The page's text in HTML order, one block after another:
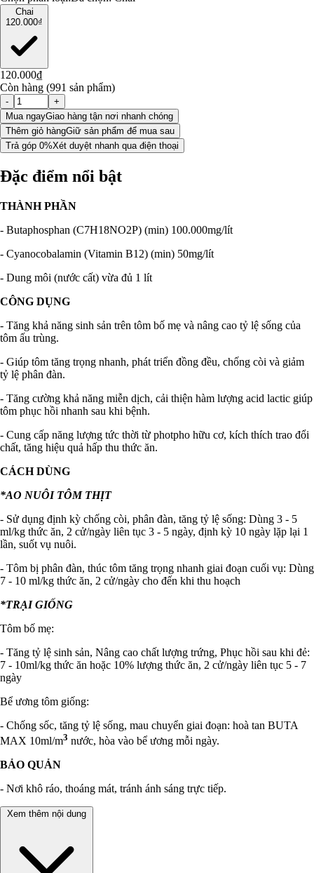
Chai
120.000₫
120.000₫
Còn hàng (991 sản phẩm)
-
+
Mua ngayGiao hàng tận nơi nhanh chóng
Thêm giỏ hàngGiữ sản phẩm để mua sau
Trả góp 0%Xét duyệt nhanh qua điện thoại
Đặc điểm nổi bật
THÀNH PHẦN
- Butaphosphan (C7H18NO2P) (min) 100.000mg/lít
- Cyanocobalamin (Vitamin B12) (min) 50mg/lít
- Dung môi (nước cất) vừa đủ 1 lít
CÔNG DỤNG
- Tăng khả năng sinh sản trên tôm bố mẹ và nâng cao tỷ lệ sống của
tôm ấu trùng.
- Giúp tôm tăng trọng nhanh, phát triển đồng đều, chống còi và giảm
tỷ lệ phân đàn.
- Tăng cường khả năng miễn dịch, cải thiện hàm lượng acid lactic giúp
tôm phục hồi nhanh sau khi bệnh.
- Cung cấp năng lượng tức thời từ photpho hữu cơ, kích thích trao đổi
chất, tăng hiệu quả hấp thu thức ăn.
CÁCH DÙNG
*AO NUÔI TÔM THỊT
- Sử dụng định kỳ chống còi, phân đàn, tăng tỷ lệ sống: Dùng 3 - 5
ml/kg thức ăn, 2 cử/ngày liên tục 3 - 5 ngày, định kỳ 10 ngày lặp lại 1
lần, suốt vụ nuôi.
- Tôm bị phân đàn, thúc tôm tăng trọng nhanh giai đoạn cuối vụ: Dùng
7 - 10 ml/kg thức ăn, 2 cử/ngày cho đến khi thu hoạch
*TRẠI GIỐNG
Tôm bố mẹ:
- Tăng tỷ lệ sinh sản, Nâng cao chất lượng trứng, Phục hồi sau khi đẻ:
7 - 10ml/kg thức ăn hoặc 10% lượng thức ăn, 2 cử/ngày liên tục 5 - 7
ngày
Bể ương tôm giống:
- Chống sốc, tăng tỷ lệ sống, mau chuyển giai đoạn: hoà tan BUTA
MAX 10ml/m3 nước, hòa vào bể ương mỗi ngày.
BẢO QUẢN
- Nơi khô ráo, thoáng mát, tránh ánh sáng trực tiếp.
Xem thêm nội dung